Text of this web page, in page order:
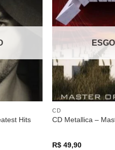
desejos
Hits
CD
CD Metallica –
R$ 49,90